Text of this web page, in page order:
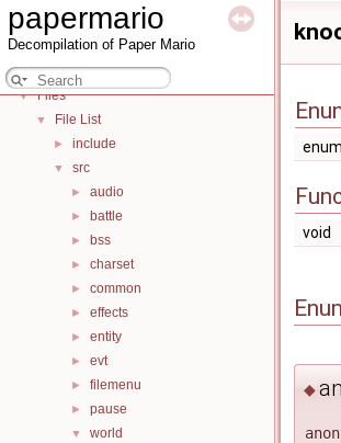
papermario
Decompilation of Paper Mario
Deprecated List
Bug List
► Data Structures
▼ Files
▼ File List
► include
▼ src
► audio
► battle
► bss
► charset
► common
► effects
► entity
► evt
► filemenu
► pause
▼ world
enum
void
◆